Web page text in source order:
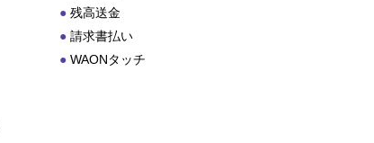
残高送金
請求書払い
WAONタッチ